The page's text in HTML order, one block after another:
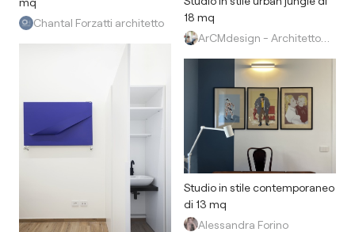
Chantal Forzatti architetto
18 mq
ArCMdesign - Architetto Michela Colaone
Studio in stile contemporaneo
di 13 mq
Alessandra Forino